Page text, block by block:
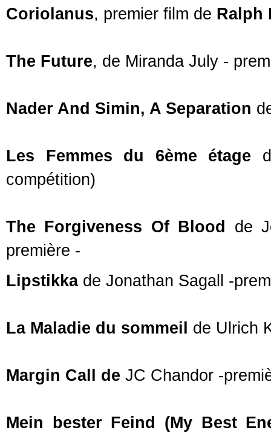
Coriolanus, premier film de Ralph
The Future, de Miranda July -
Nader And Simin, A Separation
Les Femmes du 6ème étage
compétition)
The Forgiveness Of Blood de
première -
Lipstikka de Jonathan Sagall -
La Maladie du sommeil de Ulrich
Margin Call de JC Chandor -
Mein bester Feind (My Best